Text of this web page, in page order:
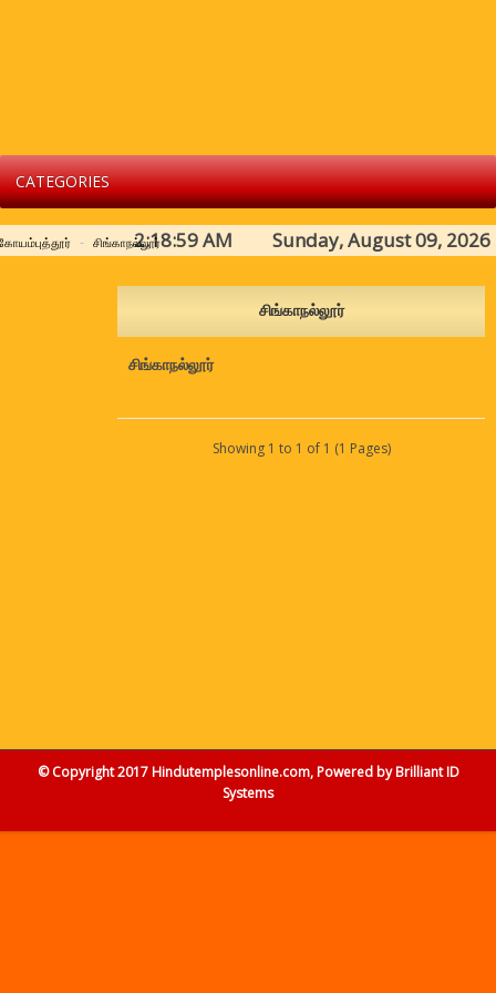
CATEGORIES
2:18:59 AM Sunday, August 09, 2026
சிங்காநல்லூர்
சிங்காநல்லூர்
சிங்காநல்லூர்
Showing 1 to 1 of 1 (1 Pages)
© Copyright 2017 Hindutemplesonline.com, Powered byBrilliant ID
Systems